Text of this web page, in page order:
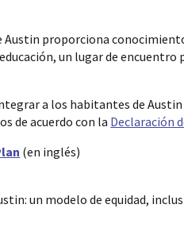
Austin proporciona
un lugar de encuentro
a los habitantes de
de acuerdo con la Declaración
(en inglés)
un modelo de equidad,